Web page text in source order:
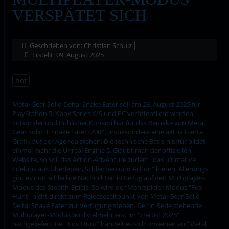
VERSPÄTET SICH
Geschrieben von: Christian Schulz
Erstellt: 09. August 2025
hot
Metal Gear Solid Delta: Snake Eater soll am 28. August 2025 für
PlayStation 5, Xbox Series X/S und PC veröffentlicht werden.
Entwickler und Publisher Konami hat für das Remake von Metal
Gear Solid 3: Snake Eater (2004) insbesondere eine aktualisierte
Grafik auf der Agenda stehen. Die technische Basis hierfür bildet
einmal mehr die Unreal Engine 5. Glaubt man der offiziellen
Website, so soll das Action-Adventure zudem "das ultimative
Erlebnis aus Überleben, Schleichen und Action" bieten. Allerdings
gibt es nun schlechte Nachrichten in Bezug auf den Multiplayer-
Modus des Stealth-Spiels. So wird der Mehrspieler-Modus "Fox
Hunt" nicht direkt zum Releasezeitpunkt von Metal Gear Solid
Delta: Snake Eater zur Verfügung stehen. Der in Rede stehende
Multiplayer-Modus wird vielmehr erst im "Herbst 2025"
nachgeliefert. Bei "Fox Hunt" handelt es sich um einen an "Metal